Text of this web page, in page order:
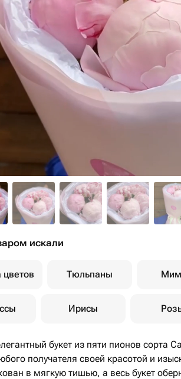
искали
цветов Тюльпаны
Ирисы
букет из пяти пионов сорта
получателя своей красотой и
в мягкую тишью, а весь букет